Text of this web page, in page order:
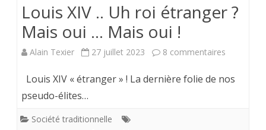
(2)
Louis XIV .. Uh roi étranger ?
Mais oui … Mais oui !
Alain Texier 27 juillet 2023 8 commentaires
Louis XIV « étranger » ! La dernière folie de nos
pseudo-élites…
Société traditionnelle